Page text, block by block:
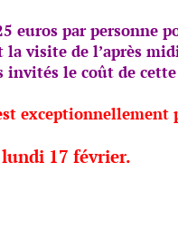
euros par personne
la visite de l’après
invités le coût de
exceptionnellement
17 février.